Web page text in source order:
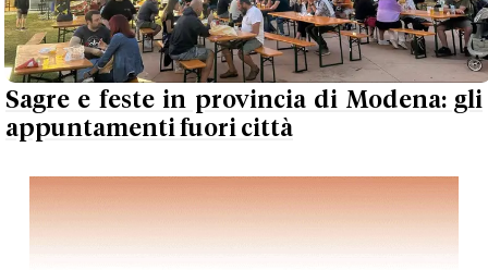
Sagre e feste in provincia di Modena: gli
appuntamenti fuori città